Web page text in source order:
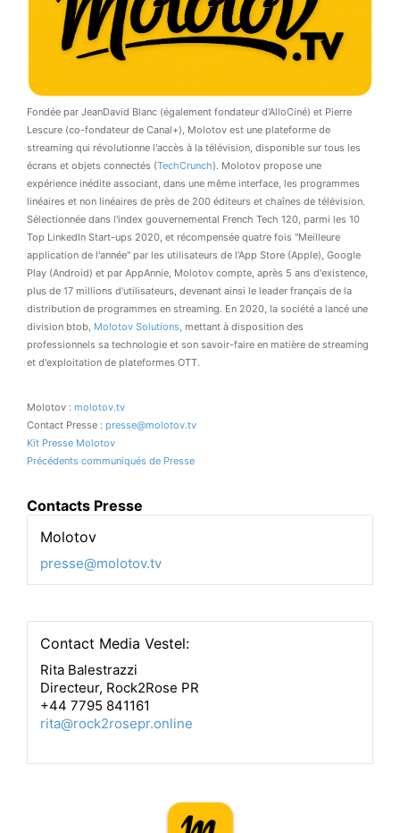
Fondée par JeanDavid Blanc (également fondateur d'AlloCiné) et Pierre
Lescure (co-fondateur de Canal+), Molotov est une plateforme de
streaming qui révolutionne l'accès à la télévision, disponible sur tous les
écrans et objets connectés (TechCrunch). Molotov propose une
expérience inédite associant, dans une même interface, les programmes
linéaires et non linéaires de près de 200 éditeurs et chaînes de télévision.
Sélectionnée dans l'index gouvernemental French Tech 120, parmi les 10
Top LinkedIn Start-ups 2020, et récompensée quatre fois ''Meilleure
application de l'année'' par les utilisateurs de l'App Store (Apple), Google
Play (Android) et par AppAnnie, Molotov compte, après 5 ans d'existence,
plus de 17 millions d'utilisateurs, devenant ainsi le leader français de la
distribution de programmes en streaming. En 2020, la société a lancé une
division btob, Molotov Solutions , mettant à disposition des
professionnels sa technologie et son savoir-faire en matière de streaming
et d'exploitation de plateformes OTT.
Molotov : molotov.tv
Contact Presse : presse@molotov.tv
Kit Presse Molotov
Précédents communiqués de Presse
Contacts Presse
Molotov
presse@molotov.tv
Contact Media Vestel:
Rita Balestrazzi
Directeur, Rock2Rose PR
+44 7795 841161
rita@rock2rosepr.online